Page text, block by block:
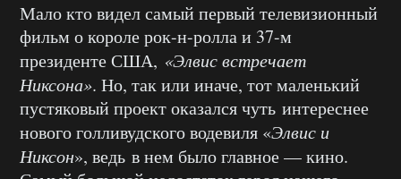
Мало кто видел самый первый телевизионный
фильм о короле рок-н-ролла и 37-м
президенте США, «Элвис встречает
Никсона». Но, так или иначе, тот маленький
пустяковый проект оказался чуть интереснее
нового голливудского водевиля «Элвис и
Никсон», ведь в нем было главное — кино.